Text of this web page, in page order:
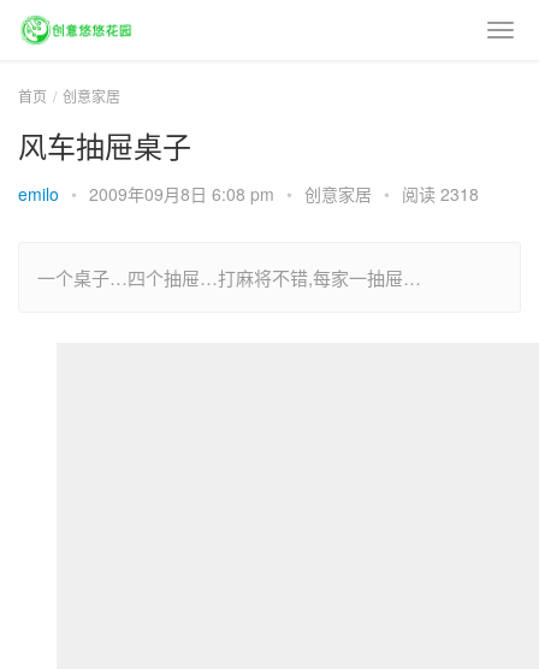
首页 创意家居
风车抽屉桌子
emilo • 2009年09月8日 6:08 pm • 创意家居 • 阅读 2318
一个桌子…四个抽屉…打麻将不错,每家一抽屉…